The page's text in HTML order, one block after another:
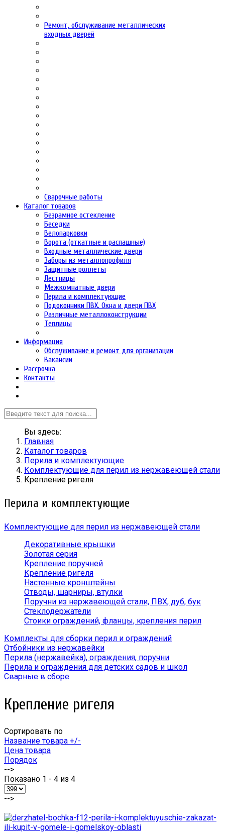
Ремонт, обслуживание металлических
входных дверей
Сварочные работы
Каталог товаров
Безрамное остекление
Беседки
Велопарковки
Ворота (откатные и распашные)
Входные металлические двери
Заборы из металлопрофиля
Защитные роллеты
Лестницы
Межкомнатные двери
Перила и комплектующие
Подоконники ПВХ. Окна и двери ПВХ
Различные металлоконструкции
Теплицы
Информация
Обслуживание и ремонт для организации
Вакансии
Рассрочка
Контакты
Вы здесь:
Главная
Каталог товаров
Перила и комплектующие
Комплектующие для перил из нержавеющей стали
Крепление ригеля
Перила и комплектующие
Комплектующие для перил из нержавеющей стали
Декоративные крышки
Золотая серия
Крепление поручней
Крепление ригеля
Настенные кронштейны
Отводы, шарниры, втулки
Поручни из нержавеющей стали, ПВХ, дуб, бук
Стеклодержатели
Стоики ограждений, фланцы, крепления перил
Комплекты для сборки перил и ограждений
Отбойники из нержавейки
Перила (нержавейка), ограждения, поручни
Перила и ограждения для детских садов и школ
Сварные в сборе
Крепление ригеля
Сортировать по
Название товара +/-
Цена товара
Порядок
-->
Показано 1 - 4 из 4
-->